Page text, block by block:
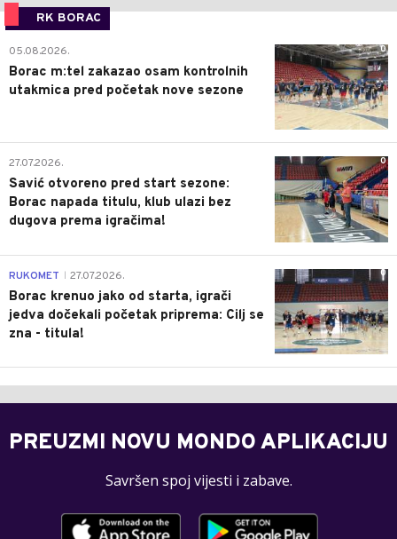
RK BORAC
0
05.08.2026.
Borac m:tel zakazao osam kontrolnih
utakmica pred početak nove sezone
0
27.07.2026.
Savić otvoreno pred start sezone:
Borac napada titulu, klub ulazi bez
dugova prema igračima!
0
RUKOMET 27.07.2026.
Borac krenuo jako od starta, igrači
jedva dočekali početak priprema: Cilj se
zna - titula!
PREUZMI NOVU MONDO APLIKACIJU
Savršen spoj vijesti i zabave.